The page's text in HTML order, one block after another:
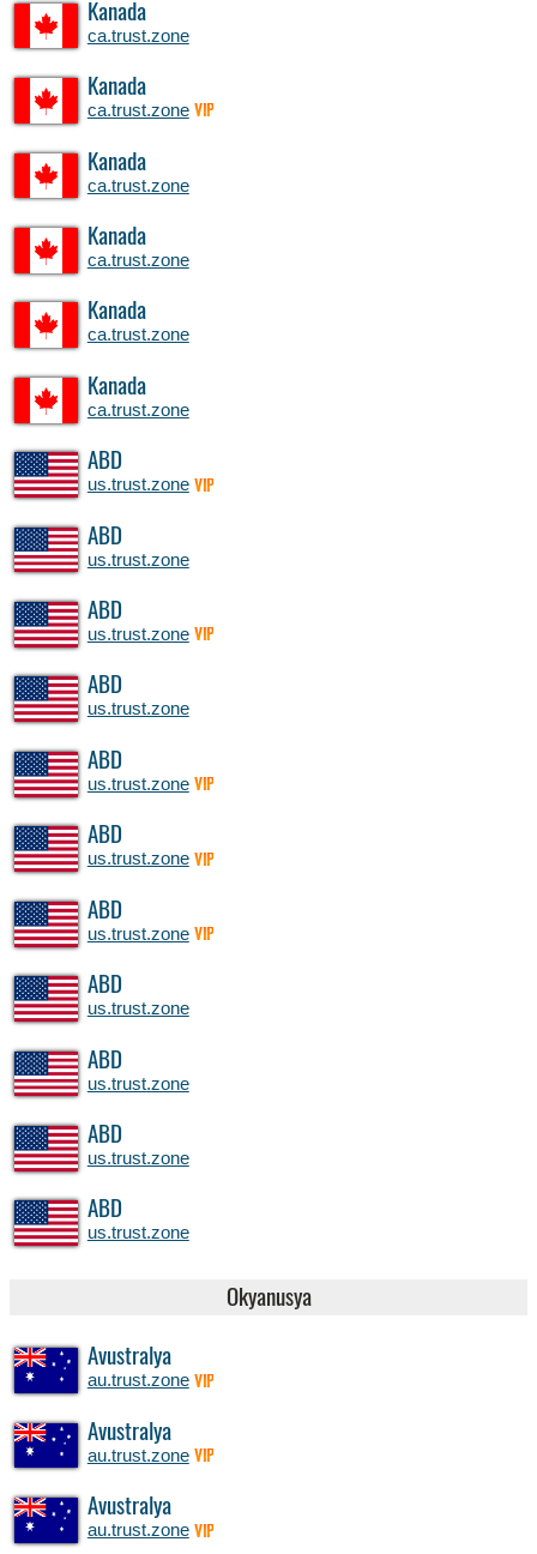
Kanada
ca.trust.zone
Kanada
ca.trust.zone VIP
Kanada
ca.trust.zone
Kanada
ca.trust.zone
Kanada
ca.trust.zone
Kanada
ca.trust.zone
ABD
us.trust.zone VIP
ABD
us.trust.zone
ABD
us.trust.zone VIP
ABD
us.trust.zone
ABD
us.trust.zone VIP
ABD
us.trust.zone VIP
ABD
us.trust.zone VIP
ABD
us.trust.zone
ABD
us.trust.zone
ABD
us.trust.zone
ABD
us.trust.zone
Okyanusya
Avustralya
au.trust.zone VIP
Avustralya
au.trust.zone VIP
Avustralya
au.trust.zone VIP